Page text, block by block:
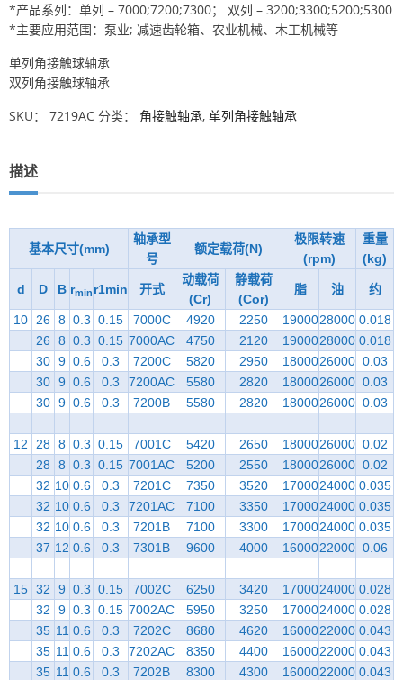
*产品系列：单列 – 7000;7200;7300； 双列 – 3200;3300;5200;5300
*主要应用范围：泵业; 减速齿轮箱、农业机械、木工机械等
单列角接触球轴承
双列角接触球轴承
SKU： 7219AC 分类： 角接触轴承, 单列角接触轴承
描述
基本尺寸(mm)
轴承型
号
额定载荷(N)
极限转速
(rpm)
重量
(kg)
d D B rmin r1min 开式
动载荷
(Cr)
静载荷
(Cor)
脂 油 约
10 26 8 0.3 0.15 7000C 4920 2250 1900028000 0.018
26
8 0.3 0.15 7000AC 4750 2120 1900028000 0.018
30 9 0.6 0.3 7200C 5820 2950 1800026000 0.03
30 9 0.6 0.3 7200AC 5580 2820 1800026000 0.03
30 9 0.6 0.3 7200B 5580 2820 1800026000 0.03
12 28 8 0.3 0.15 7001C 5420 2650 1800026000 0.02
28
8 0.3 0.15 7001AC 5200 2550 1800026000 0.02
32 10 0.6 0.3 7201C 7350 3520 1700024000 0.035
32 10 0.6 0.3 7201AC 7100 3350 1700024000 0.035
32 10 0.6 0.3 7201B 7100 3300 1700024000 0.035
37 12 0.6 0.3 7301B 9600 4000 1600022000 0.06
15 32 9 0.3 0.15 7002C 6250 3420 1700024000 0.028
32
9 0.3 0.15 7002AC 5950 3250 1700024000 0.028
35 11 0.6 0.3 7202C 8680 4620 1600022000 0.043
35 11 0.6 0.3 7202AC 8350 4400 1600022000 0.043
35 11 0.6 0.3 7202B 8300 4300 1600022000 0.043